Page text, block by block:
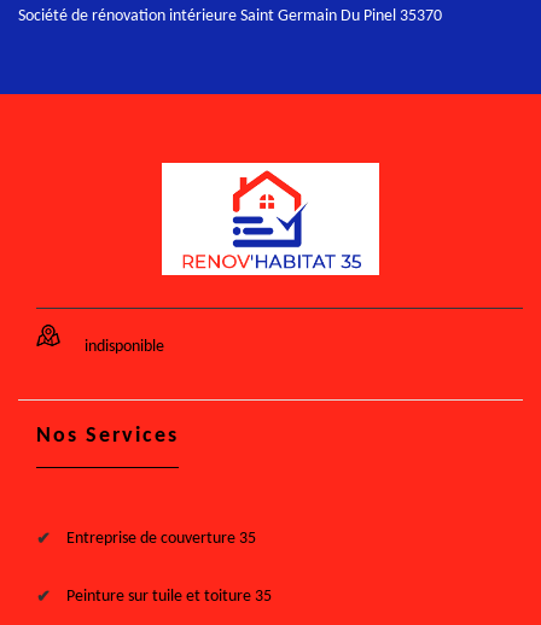
Société de rénovation intérieure Saint Germain Du Pinel 35370
indisponible
Nos Services
Entreprise de couverture 35
Peinture sur tuile et toiture 35